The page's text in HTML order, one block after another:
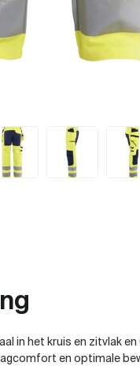
in het kruis en zitvlak
en optimale